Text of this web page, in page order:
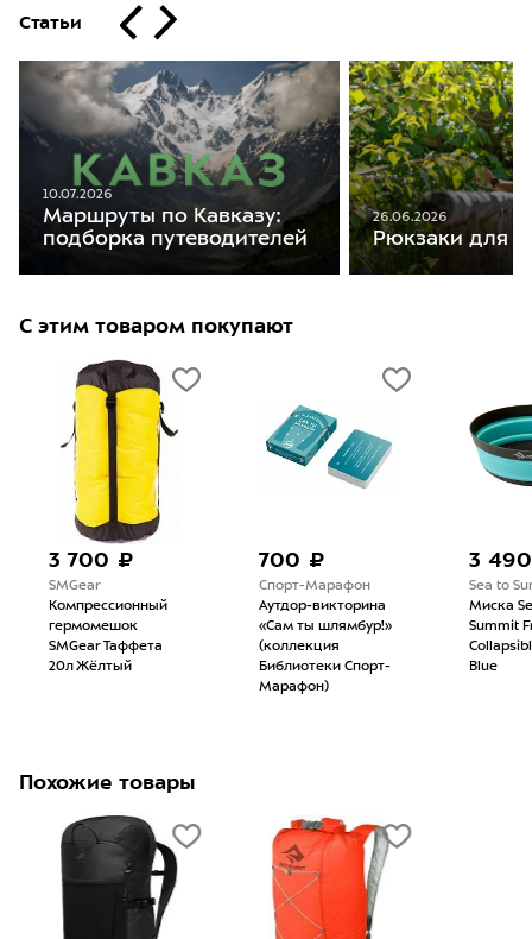
Статьи
10.07.2026
Маршруты по Кавказу:
подборка путеводителей
26.06.2026
Рюкзаки для
С этим товаром покупают
3 700 ₽
SMGear
Компрессионный
гермомешок
SMGear Таффета
20л Жёлтый
700 ₽
Спорт-Марафон
Аутдор-викторина
«Сам ты шлямбур!»
(коллекция
Библиотеки Спорт-
Марафон)
3
Sea to
Миска
Summit
Blue
Похожие товары